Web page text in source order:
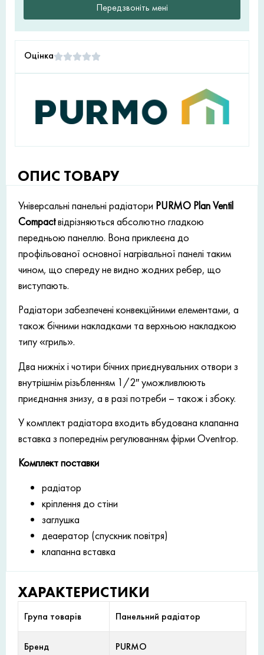
Передзвоніть мені
Оцінка
ОПИС ТОВАРУ
Універсальні панельні радіатори PURMO Plan Ventil
Compactвідрізняються абсолютно гладкою
передньою панеллю. Вона приклеєна до
профільованої основної нагрівальної панелі таким
чином, що спереду не видно жодних ребер, що
виступають.
Радіатори забезпечені конвекційними елементами, а
також бічними накладками та верхньою накладкою
типу «гриль».
Два нижніх і чотири бічних приєднувальних отвори з
внутрішнім різьбленням 1/2″ уможливлюють
приєднання знизу, а в разі потреби – також і збоку.
У комплект радіатора входить вбудована клапанна
вставка з попереднім регулюванням фірми Oventrop.
Комплект поставки
радіатор
кріплення до стіни
заглушка
деаератор (спускник повітря)
клапанна вставка
ХАРАКТЕРИСТИКИ
Група товарів Панельний радіатор
Бренд PURMO